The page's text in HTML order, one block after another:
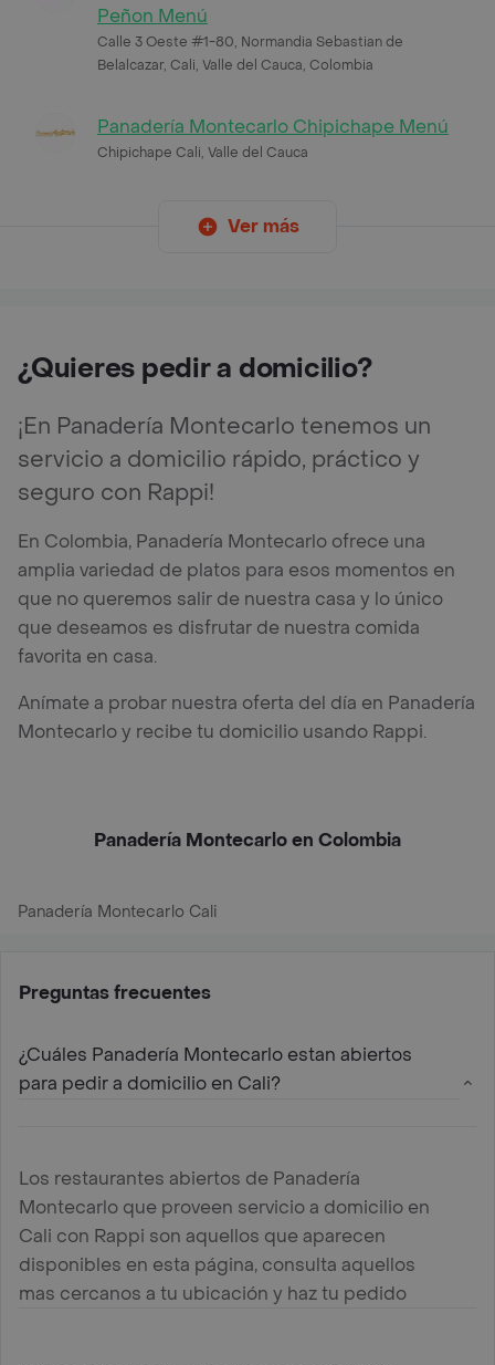
Peñon Menú
Calle 3 Oeste #1-80, Normandia Sebastian de
Belalcazar, Cali, Valle del Cauca, Colombia
Panadería Montecarlo Chipichape Menú
Chipichape Cali, Valle del Cauca
Ver más
¿Quieres pedir a domicilio?
¡En Panadería Montecarlo tenemos un
servicio a domicilio rápido, práctico y
seguro con Rappi!
En Colombia, Panadería Montecarlo ofrece una
amplia variedad de platos para esos momentos en
que no queremos salir de nuestra casa y lo único
que deseamos es disfrutar de nuestra comida
favorita en casa.
Anímate a probar nuestra oferta del día en Panadería
Montecarlo y recibe tu domicilio usando Rappi.
Panadería Montecarlo en Colombia
Panadería Montecarlo Cali
Preguntas frecuentes
¿Cuáles Panadería Montecarlo estan abiertos
para pedir a domicilio en Cali?
Los restaurantes abiertos de Panadería
Montecarlo que proveen servicio a domicilio en
Cali con Rappi son aquellos que aparecen
disponibles en esta página, consulta aquellos
mas cercanos a tu ubicación y haz tu pedido